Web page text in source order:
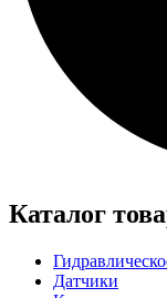
Каталог
Датчики